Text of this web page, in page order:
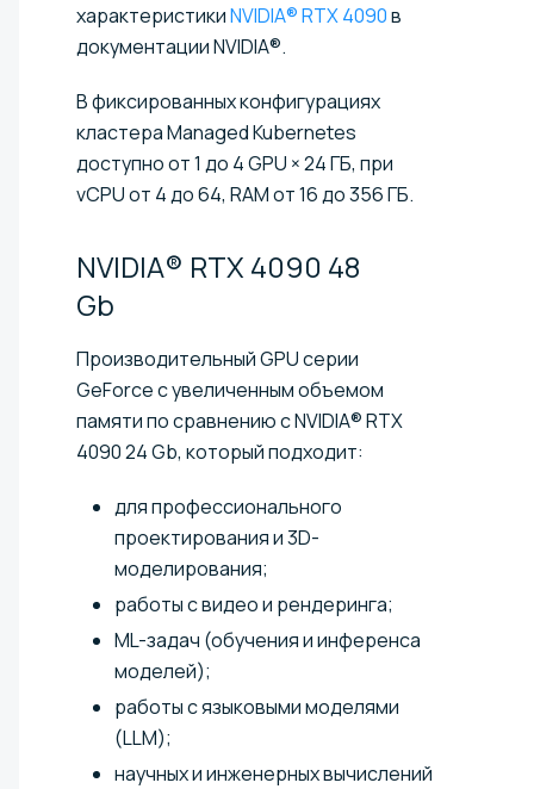
характеристикиNVIDIA® RTX 4090в
документации NVIDIA®.
В фиксированных конфигурациях
кластера Managed Kubernetes
доступно от 1 до 4 GPU × 24 ГБ, при
vCPU от 4 до 64, RAM от 16 до 356 ГБ.
NVIDIA® RTX 4090 48
Gb
Производительный GPU серии
GeForce с увеличенным объемом
памяти по сравнению с NVIDIA® RTX
4090 24 Gb, который подходит:
для профессионального
проектирования и 3D-
моделирования;
работы с видео и рендеринга;
ML-задач (обучения и инференса
моделей);
работы с языковыми моделями
(LLM);
научных и инженерных вычислений